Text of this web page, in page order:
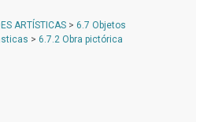
ARTÍSTICAS> 6.7 Objetos
> 6.7.2 Obra pictórica